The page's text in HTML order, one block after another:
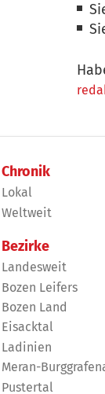
Chronik
Lokal
Weltweit
Bezirke
Landesweit
Bozen Leifers
Bozen Land
Eisacktal
Ladinien
Meran-
Pustertal